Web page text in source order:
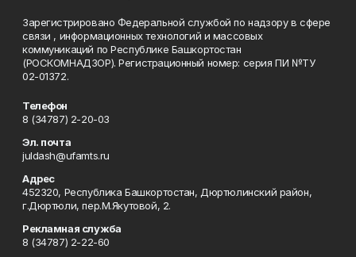
Зарегистрировано Федеральной службой по надзору в сфере
связи , информационных технологий и массовых
коммуникаций по Республике Башкортостан
(РОСКОМНАДЗОР). Регистрационный номер: серия ПИ №ТУ
02-01372.
Телефон
8 (34787) 2-20-03
Эл. почта
juldash@ufamts.ru
Адрес
452320, Республика Башкортостан, Дюртюлинский район,
г.Дюртюли, пер.М.Якутовой, 2.
Рекламная служба
8 (34787) 2-22-60